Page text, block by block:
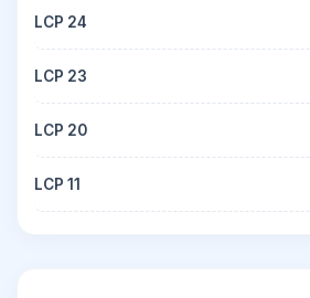
LCP 24
LCP 23
LCP 20
LCP 11